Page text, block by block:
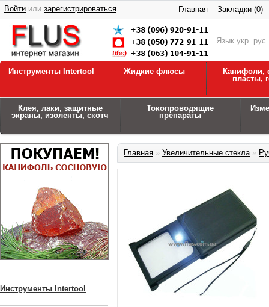
Язык укр рус
Войти или зарегистрироваться Главная Закладки (0)
Инструменты Intertool Жидкие флюсы
Канифоли,
пласты,
Клея, лаки, защитные
экраны, изоленты, скотч
Токопроводящие
препараты
Инструменты Intertool
Главная » Увеличительные стекла»